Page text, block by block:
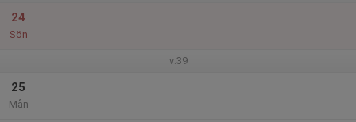
24
Sön
v.39
25
Mån